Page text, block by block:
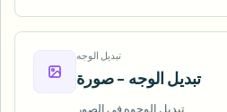
تبديل الوجه
تبديل الوجه - صورة
تبديل الوجوه في الصور